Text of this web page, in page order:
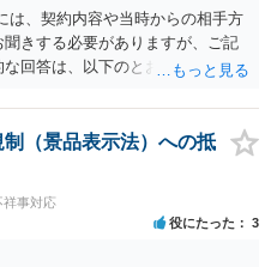
が参加していないことや直接面談
由とすることは現実問題として
ては、 税理士が、契約上の委任
ていた場合は、税理士側から積
ないという程度の注意義務は認
す。 もっとも、顧問契約締結当初
依頼しており委任事務に含まれて
、上記より幾分有利に進められ
個別に法律事務所に問い合わせ
は、契約内容や当時からの相手方
きする必要がありますが、ご記
な回答は、以下のとおりです。 ①
）にかかっている可能性が高い
は、法的には従う義務はないでし
もし相手方から今後具体的な法
検討するという方針でもよいよ
（景品表示法）への抵
祥事対応
役にたった 3